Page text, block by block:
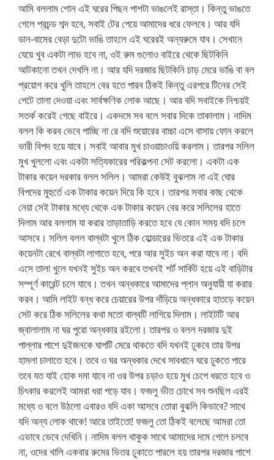
আমি বললাম শোন এই ঘরের পিছন পাশটা ভাঙলেই রাস্তা। কিন্তু ভাঙতে
গেলে প্রচন্ড শব্দ হবে, সবাই টের পেয়ে আমাদের ধরে ফেলবে। আর যদি
ডান-বামের বেড়া দুটো ভাঙি তাহলে এই ঘরেরই অন্যরুমে যাব। সেখানে
যেয়ে খুব একটা লাভ হবে না, ওই রুম গুলোও বাইরে থেকে ছিটকিনি
আটকানো তখন দেখলি না। আর যদি দরজার ছিটকিনি চাড় মেরে ভাঙি বা বল
প্রয়োগ করে খুলি তাহলে বের হতে পারব ঠিকই কিন্তু এরপরে টিনের সেই
গেটে তালা দেওয়া এবং সার্বক্ষণিক লোক আছে। আর বদি সবাইকে নিশ্চয়ই
সতর্ক করেই গেছে বাইরে। একদমে সব বলে সবার দিকে তাকালাম। নাদিম
বলল কি করব ভেবে পাচ্ছি না রে বদি শুয়োরের বাচ্চা এসে বাসায় ফোন করলে
ভারী বিপদ হয়ে যাবে। সবাই আবার মুখ চাওয়াচাওয়ি করলাম। তারপর সলিল
মুখ খুললো এবং একটা সত্যিকারের পরিকল্পনা সেট করলো। একটা এক
টাকার কয়েন দরকার বলল সলিল। আমরা কেউই বুঝলাম না এই ঘোর
বিপদের মুহুর্তে এক টাকার কয়েন দিয়ে কি হবে। তারপর সবার কাছ থেকে
নেয়া সেই টাকার মধ্যে থেকে এক টাকার কয়েন বের করে সলিলের হাতে
দিলাম আর বললাম যা করার তাড়াতাড়ি করতে হবে যে কোন সময় বদি চলে
আসবে। সলিল বলল বাল্বটা খুলে ঠিক হোল্ডারের ভিতরে এই এক টাকার
কয়েনটা রেখে বাল্বটা লাগাতে হবে, পরে আর সুইচ অন করা যাবে না। বদি
এসে তালা খুলে যখনই সুইচ অন করবে তখনই শর্ট সার্কিট হয়ে এই বাড়িটার
সম্পূর্ণ কারেন্ট চলে যাবে। তখন অন্ধকারে আমাদের প্লান অনুযায়ী যা করার
করব। আমি লাইট বন্ধ করে চেয়ারের উপর দাঁড়িয়ে অন্ধকারে হাতড়ে কয়েন
সেট করে ঠিক সলিলের কথা মতো বাল্বটি লাগিয়ে দিলাম। লাইটটি আর
জ্বালালাম না ঘর পুরো অন্ধকার রইলো। তারপর ও বলল দরজার দুই
পাল্লার পাশে দুইজনকে ঘাপটি মেরে থাকতে বদি যখনই ঢুকবে তার উপর
হামলা চালাতে হবে। তবে ও ঘর অন্ধকার দেখে সাবধানে ঘরে ঢুকতে পারে
তবে যত যাই হোক দমা যাবে না ওর উপর চড়াও হয়ে মুখ চেপে ধরতে হবে ও
চিৎকার করলেই আমরা ধরা পড়ে যাব। ফজলু ভীত চোখে সব শুনছিল এরই
মধ্যে ও বলে উঠলো এবারও বদি একা আসবে তোরা বুঝলি কিভাবে? সাথে
যদি অন্য লোক থাকে! আরে তাইতো! ফজলু তো ঠিকই বলেছে আমরা তো
এভাবে ভেবে দেখিনি। নাদিম বলল থাকুক সাথে আমাদের দমে গেলে চলবে
না, ওদের খালি একবার রুমের ভিতর ঢুকাতে পারলে হয় তারপর দরজার পাশে